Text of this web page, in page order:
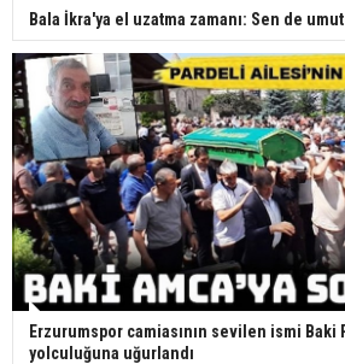
Bala İkra'ya el uzatma zamanı: Sen de
Erzurumspor camiasının sevilen ismi Baki
yolculuğuna uğurlandı